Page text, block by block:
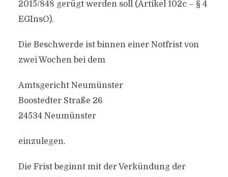
2015/848 gerügt werden soll (Artikel 102c – § 4
EGInsO).
Die Beschwerde ist binnen einer Notfrist von
zwei Wochen bei dem
Amtsgericht Neumünster
Boostedter Straße 26
24534 Neumünster
einzulegen.
Die Frist beginnt mit der Verkündung der